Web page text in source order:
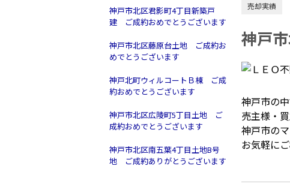
神戸市北区君影町4丁目新築戸
建 ご成約おめでとうございます
神戸市北区藤原台土地 ご成約お
めでとうございます
神戸北町ウィルコートＢ棟 ご成
約おめでとうございます
神戸市北区広陵町5丁目土地 ご
成約おめでとうございます
神戸市北区南五葉4丁目土地B号
地 ご成約ありがとうございます
売却実績
神戸
神戸市の
売主様・
神戸市の
お気軽に